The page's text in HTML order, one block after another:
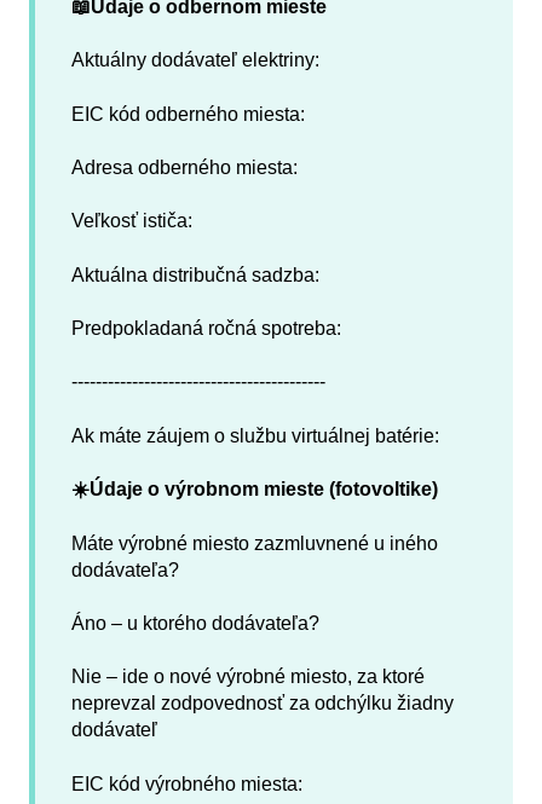
📖Údaje o odbernom mieste
Aktuálny dodávateľ elektriny:
EIC kód odberného miesta:
Adresa odberného miesta:
Veľkosť ističa:
Aktuálna distribučná sadzba:
Predpokladaná ročná spotreba:
------------------------------------------
Ak máte záujem o službu virtuálnej batérie:
☀️Údaje o výrobnom mieste (fotovoltike)
Máte výrobné miesto zazmluvnené u iného
dodávateľa?
Áno – u ktorého dodávateľa?
Nie – ide o nové výrobné miesto, za ktoré
neprevzal zodpovednosť za odchýlku žiadny
dodávateľ
EIC kód výrobného miesta: